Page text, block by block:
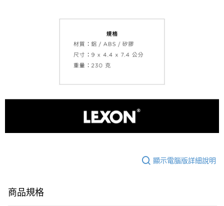
顯示電腦版詳細說明
商品規格